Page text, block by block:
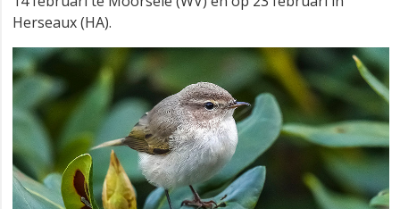
Herseaux (HA).